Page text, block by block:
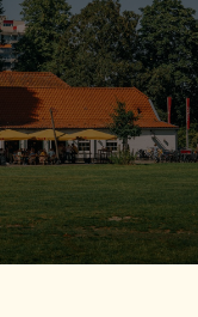
de vloer. Voor
’s avonds lekker
zorgt voor de
een gezellige
ook het mooiste
Om net iets langer
laatste drankje te